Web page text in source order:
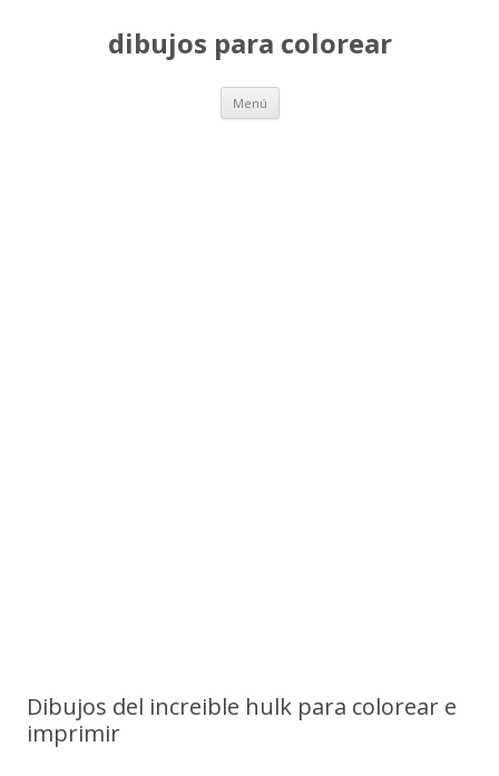
dibujos para colorear
Menú Saltar
contenido
Dibujos del increible hulk para colorear e
imprimir